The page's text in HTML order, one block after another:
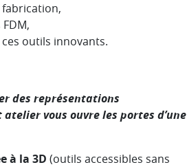
outils innovants.
des représentations
vous ouvre les portes d’une
à la 3D (outils accessibles sans